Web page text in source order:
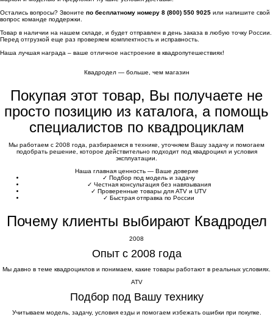
Остались вопросы? Звоните по бесплатному номеру 8 (800) 550 9025 или напишите свой
вопрос команде поддержки.
Товар в наличии на нашем складе, и будет отправлен в день заказа в любую точку России.
Перед отгрузкой еще раз проверяем комплектность и исправность.
Наша лучшая награда – ваше отличное настроение в квадропутешествиях!
Квадродел — больше, чем магазин
Покупая этот товар, Вы получаете не
просто позицию из каталога, а помощь
специалистов по квадроциклам
Мы работаем с 2008 года, разбираемся в технике, уточняем Вашу задачу и помогаем
подобрать решение, которое действительно подходит под квадроцикл и условия
эксплуатации.
Наша главная ценность — Ваше доверие
✓ Подбор под модель и задачу
✓ Честная консультация без навязывания
✓ Проверенные товары для ATV и UTV
✓ Быстрая отправка по России
Почему клиенты выбирают Квадродел
2008
Опыт с 2008 года
Мы давно в теме квадроциклов и понимаем, какие товары работают в реальных условиях.
ATV
Подбор под Вашу технику
Учитываем модель, задачу, условия езды и помогаем избежать ошибки при покупке.